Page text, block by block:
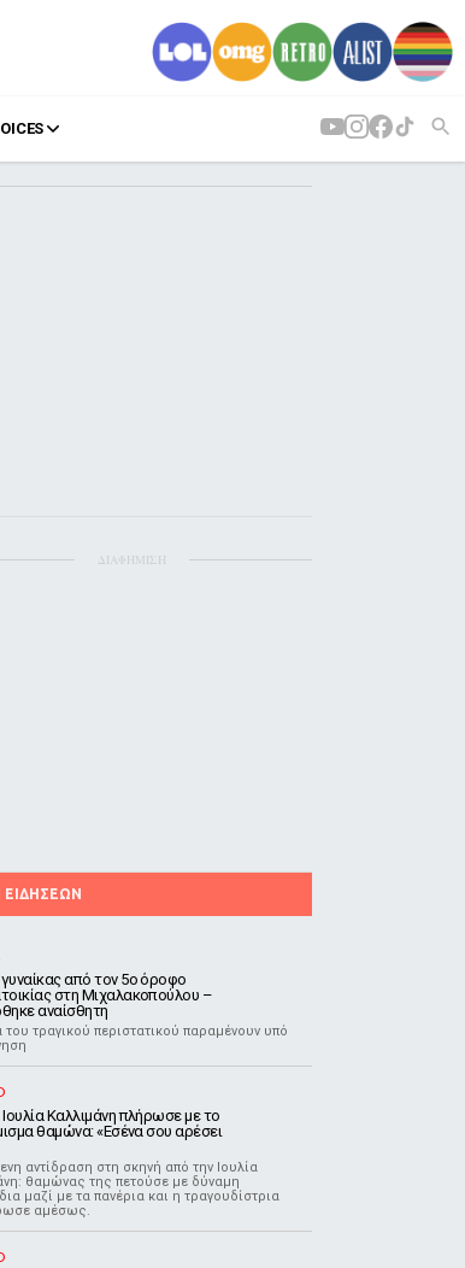
ΔΙΑΦΗΜΙΣΗ
ΕΙΔΗΣΕΩΝ
από τον 5ο όροφο
στη Μιχαλακοπούλου –
αναίσθητη
του τραγικού περιστατικού παραμένουν υπό
Καλλιμάνη πλήρωσε με το
θαμώνα: «Εσένα σου αρέσει
αντίδραση στη σκηνή από την Ιουλία
θαμώνας της πετούσε με δύναμη
μαζί με τα πανέρια και η τραγουδίστρια
αμέσως.